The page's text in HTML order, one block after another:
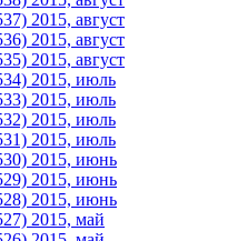
2015, август
2015, август
2015, август
2015, июль
2015, июль
2015, июль
2015, июль
2015, июнь
2015, июнь
2015, июнь
2015, май